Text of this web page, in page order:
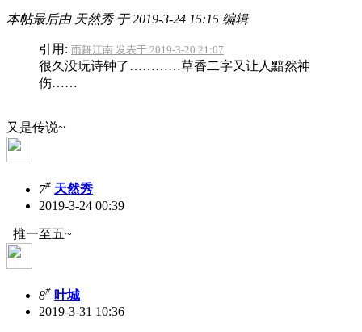
本帖最后由 天然秀 于 2019-3-24 15:15 编辑
引用: 雨舞江南 发表于 2019-3-20 21:07
很久没玩诗钟了…………草香二字又让人黯然神
伤……
又是传说~
7# 天然秀
2019-3-24 00:39
推一至五~
8# 叶城
2019-3-31 10:36